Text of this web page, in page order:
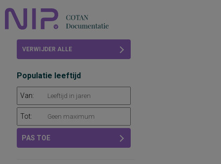
Abonneren
VERWIJDER ALLE
Populatie leeftijd
Van:
Tot:
PAS TOE